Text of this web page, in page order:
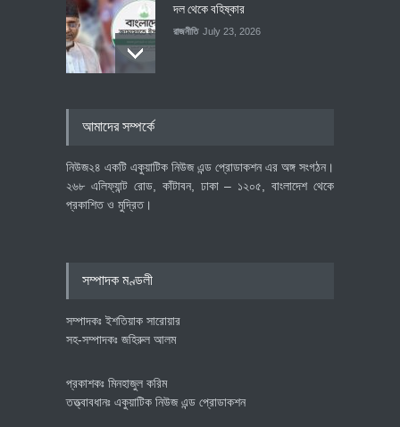
দল থেকে বহিষ্কার
রাজনীতি July 23, 2026
আমাদের সম্পর্কে
নিউজ২৪ একটি একুয়াটিক নিউজ এন্ড প্রোডাকশন এর অঙ্গ সংগঠন।
২৬৮ এলিফ্যান্ট রোড, কাঁটাবন, ঢাকা – ১২০৫, বাংলাদেশ থেকে
প্রকাশিত ও মুদ্রিত।
সম্পাদক মণ্ডলী
সম্পাদকঃ ইশতিয়াক সারোয়ার
সহ-সম্পাদকঃ জহিরুল আলম
প্রকাশকঃ মিনহাজুল করিম
তত্ত্বাবধানঃ একুয়াটিক নিউজ এন্ড প্রোডাকশন